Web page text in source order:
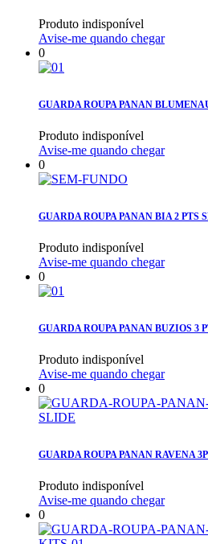
Produto indisponível
Avise-me quando chegar
0
GUARDA ROUPA PANAN
Produto indisponível
Avise-me quando chegar
0
GUARDA ROUPA PANAN BIA 2 PTS
Produto indisponível
Avise-me quando chegar
0
GUARDA ROUPA PANAN BUZIOS 3
Produto indisponível
Avise-me quando chegar
0
GUARDA ROUPA PANAN RAVENA
Produto indisponível
Avise-me quando chegar
0